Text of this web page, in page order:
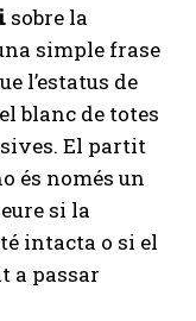
sobre la
simple frase
l’estatus de
blanc de totes
El partit
és només un
si la
intacta o si el
a passar